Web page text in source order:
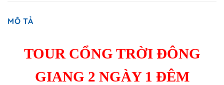
MÔ TẢ
TOUR CỔNG TRỜI ĐÔNG
GIANG 2 NGÀY 1 ĐÊM